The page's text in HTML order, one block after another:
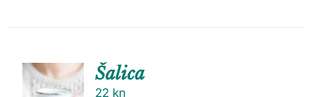
DODAJ
U
Šalica
22 kn